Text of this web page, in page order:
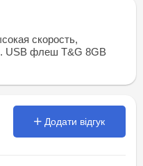
скорость,
USB флеш T&G 8GB
Додати відгук